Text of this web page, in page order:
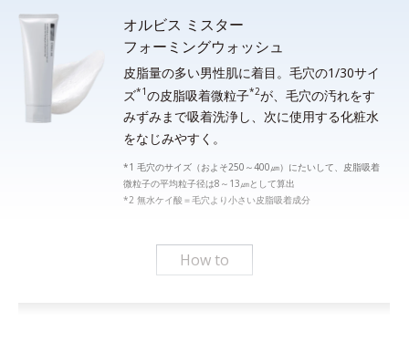
オルビス ミスター
フォーミングウォッシュ
皮脂量の多い男性肌に着目。毛穴の1/30サイ
ズ*1の皮脂吸着微粒子*2が、毛穴の汚れをす
みずみまで吸着洗浄し、次に使用する化粧水
をなじみやすく。
*1 毛穴のサイズ（およそ250～400㎛）にたいして、皮脂吸着
微粒子の平均粒子径は8～13㎛として算出
*2 無水ケイ酸＝毛穴より小さい皮脂吸着成分
How to